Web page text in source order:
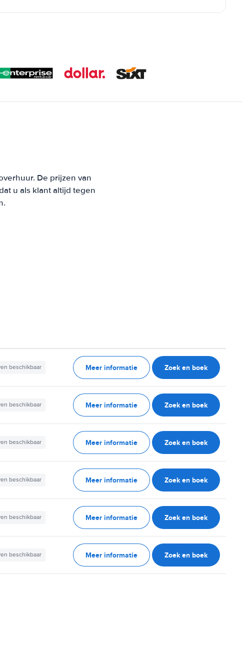
De prijzen van
u als klant altijd tegen
beschikbaar Meer informatie Zoek en boek
beschikbaar Meer informatie Zoek en boek
beschikbaar Meer informatie Zoek en boek
beschikbaar Meer informatie Zoek en boek
beschikbaar Meer informatie Zoek en boek
beschikbaar Meer informatie Zoek en boek